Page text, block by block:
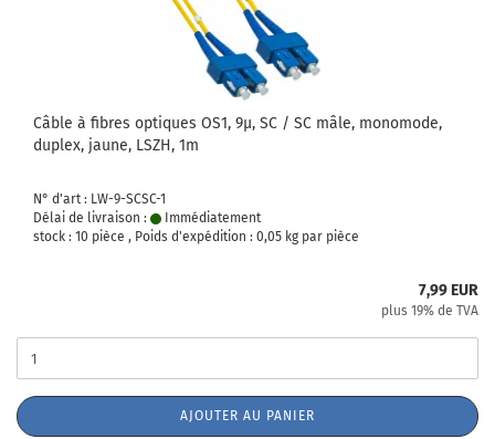
Câble à fibres optiques OS1, 9µ, SC / SC mâle, monomode,
duplex, jaune, LSZH, 1m
N° d'art : LW-9-SCSC-1
Délai de livraison :
Immédiatement
stock : 10 pièce , Poids d'expédition : 0,05 kg par pièce
7,99 EUR
plus 19% de TVA
AJOUTER AU PANIER